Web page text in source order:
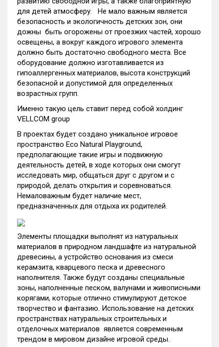
для детей атмосферу. Не мало важным является
безопасность и экологичность детских зон, они
дожны быть огорожены от проезжих частей, хорошо
освещены, а вокруг каждого игрового элемента
должно быть достаточно свободного места. Все
оборудование должно изготавливается из
гипоаллергенных материалов, высота конструкций
безопасной и допустимой для определенных
возрастных групп.
Именно такую цель ставит перед собой холдинг
VELLCOM group
В проектах будет создано уникальное игровое
пространство Eco Natural Playground,
предполагающие такие игры и подвижную
деятельность детей, в ходе которых они смогут
исследовать мир, общаться друг с другом и с
природой, делать открытия и соревноваться.
Немаловажным будет наличие мест,
предназначенных для отдыха их родителей.
Элементы площадки выполнят из натуральных
материалов в природном ландшафте из натуральной
древесины, а устройство основания из смеси
керамзита, кварцевого песка и древесного
наполнителя. Также будут созданы специальные
зоны, наполненные песком, валунами и живописными
корягами, которые отлично стимулируют детское
творчество и фантазию. Использование на детских
пространствах натуральных строительных и
отделочных материалов является современным
трендом в мировом дизайне игровой среды.